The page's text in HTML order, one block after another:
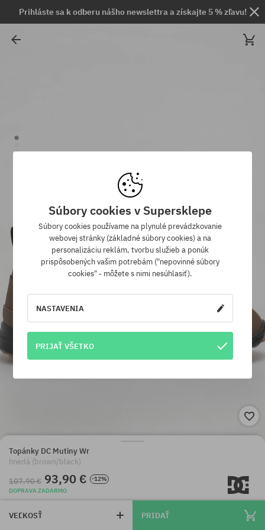
Prihláste sa k odberu nášho newslettra a získajte 5 % zľavu!
Topánky DC Mutiny Wr
hnedá (brown/black)
107,90 € 93,90 €
-12%
DOPRAVA ZADARMO
VEĽKOSŤ PRIDAŤ
Súbory cookies v Supersklepe
Súbory cookies používame na plynulé prevádzkovanie
webovej stránky (základné súbory cookies) a na
personalizáciu reklám, tvorbu služieb a ponúk
prispôsobených vašim potrebám ("nepovinné súbory
cookies" - môžete s nimi nesúhlasiť).
NASTAVENIA
PRIJAŤ VŠETKO